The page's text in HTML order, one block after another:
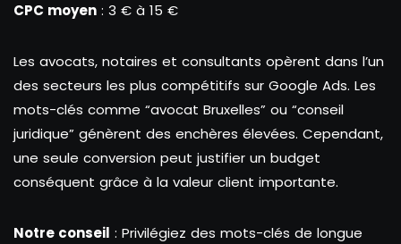
CPC moyen : 3 € à 15 €
Les avocats, notaires et consultants opèrent dans l’un
des secteurs les plus compétitifs sur Google Ads. Les
mots-clés comme “avocat Bruxelles” ou “conseil
juridique” génèrent des enchères élevées. Cependant,
une seule conversion peut justifier un budget
conséquent grâce à la valeur client importante.
Notre conseil : Privilégiez des mots-clés de longue